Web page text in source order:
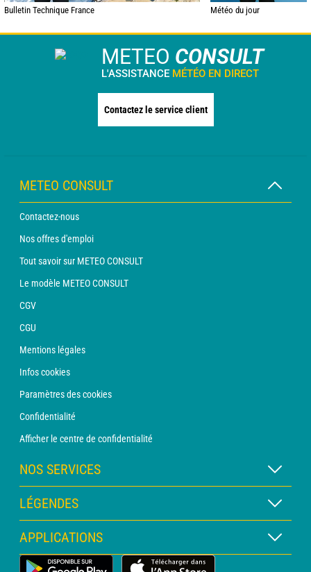
Bulletin Technique France Météo du jour
METEO CONSULT
L'ASSISTANCE MÉTÉO EN DIRECT
Contactez le service client
METEO CONSULT
Contactez-nous
Nos offres d'emploi
Tout savoir sur METEO CONSULT
Le modèle METEO CONSULT
CGV
CGU
Mentions légales
Infos cookies
Paramètres des cookies
Confidentialité
Afficher le centre de confidentialité
NOS SERVICES
Abonnement METEO Xpert
Abonnement METEO PRO
Consultation avec un prévisionniste
Bulletin PRO
LÉGENDES
Légende des cartes
Légende des pictogrammes
APPLICATIONS
Application Météo Terrestre